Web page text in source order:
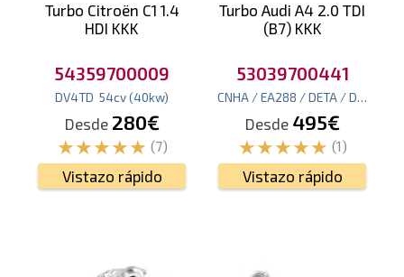
Turbo Citroën C1 1.4
HDI KKK
54359700009
DV4TD 54cv(40kw)
Desde 280€
(7)
Vistazo rápido
Turbo Audi A4 2.0 TDI
(B7) KKK
53039700441
CNHA / EA288 / DETA / DESA / EA288 / DDAA / DFHA
Desde 495€
(1)
Vistazo rápido